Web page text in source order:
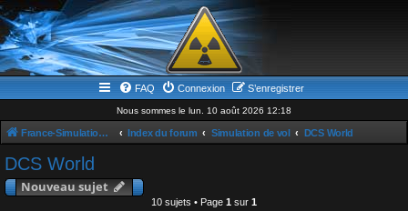
FAQ Connexion S’enregistrer
Nous sommes le lun. 10 août 2026 12:18
France-Simulation / Simulation-france-magazine.com Index du forum Simulation de vol DCS World
DCS World
Nouveau sujet
10 sujets • Page 1 sur 1